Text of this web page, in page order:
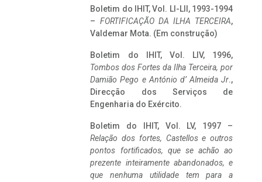
Boletim do IHIT, Vol. LI-LII, 1993-1994
– FORTIFICAÇÃO DA ILHA TERCEIRA,
Valdemar Mota. (Em construção)
Boletim do IHIT, Vol. LIV, 1996,
Tombos dos Fortes da Ilha Terceira, por
Damião Pego e António d’ Almeida Jr.,
Direcção dos Serviços de
Engenharia do Exército.
Boletim do IHIT, Vol. LV, 1997 –
Relação dos fortes, Castellos e outros
pontos fortificados, que se achão ao
prezente inteiramente abandonados, e
que nenhuma utilidade tem para a